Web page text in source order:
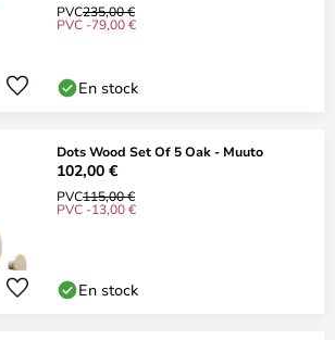
PVC235,00 €
PVC -79,00 €
En stock
Dots Wood Set Of 5 Oak - Muuto
102,00 €
PVC115,00 €
PVC -13,00 €
En stock